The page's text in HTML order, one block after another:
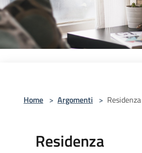
Home > Argomenti > Residenza
Residenza